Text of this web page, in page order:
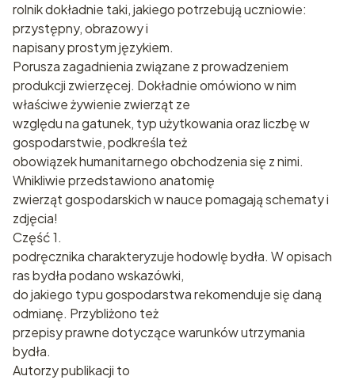
rolnik dokładnie taki, jakiego potrzebują uczniowie:
przystępny, obrazowy i
napisany prostym językiem.
Porusza zagadnienia związane z prowadzeniem
produkcji zwierzęcej. Dokładnie omówiono w nim
właściwe żywienie zwierząt ze
względu na gatunek, typ użytkowania oraz liczbę w
gospodarstwie, podkreśla też
obowiązek humanitarnego obchodzenia się z nimi.
Wnikliwie przedstawiono anatomię
zwierząt gospodarskich w nauce pomagają schematy i
zdjęcia!
Część 1.
podręcznika charakteryzuje hodowlę bydła. W opisach
ras bydła podano wskazówki,
do jakiego typu gospodarstwa rekomenduje się daną
odmianę. Przybliżono też
przepisy prawne dotyczące warunków utrzymania
bydła.
Autorzy publikacji to